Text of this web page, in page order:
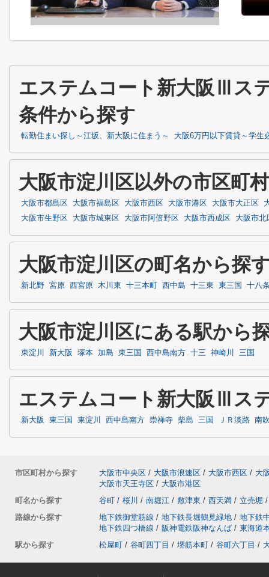
エステムコート新大阪Ⅲス
条件から探す
転勤住まい探し～江坂、新大阪に住まう～ 大阪6万円以下賃貸～学生
大阪市淀川区以外の市区町
大阪市都島区 大阪市福島区 大阪市西区 大阪市港区 大阪市大正区
大阪市生野区
大阪市城東区 大阪市阿倍野区 大阪市西成区 大阪市北
大阪市淀川区の町名から探
新北野 宮原 西宮原 木川東 十三本町 西中島 十三東 東三国 十八
大阪市淀川区にある駅から
東淀川 新大阪 塚本 加島 東三国 西中島南方 十三 神崎川 三国
エステムコート新大阪Ⅲス
新大阪 東三国 東淀川 西中島南方 崇禅寺 柴島 三国 ＪＲ淡路 南
市区町村から探す 大阪市中央区 / 大阪市浪速区 / 大阪市西区 / 大
大阪市天王寺区 / 大阪市港区
町名から探す
谷町 / 桜川 / 南堀江 / 敷津東 / 西天満 / 立売堀 /
路線から探す
地下鉄御堂筋線 / 地下鉄長堀鶴見緑地 / 地下鉄
地下鉄四つ橋線 / 阪神電鉄阪神なんば / 東海道
駅から探す
松屋町 / 谷町四丁目 / 堺筋本町 / 谷町六丁目 /